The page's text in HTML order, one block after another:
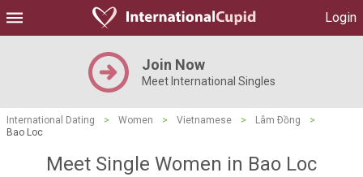
Login
Join Now
Meet International Singles
International Dating > Women > Vietnamese > Lâm Ðồng
>
Bao Loc
Meet Single Women in Bao Loc